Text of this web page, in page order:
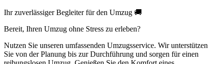
Ihr zuverlässiger Begleiter für den Umzug 🚚
Bereit, Ihren Umzug ohne Stress zu erleben?
Nutzen Sie unseren umfassenden Umzugsservice. Wir unterstützen
Sie von der Planung bis zur Durchführung und sorgen für einen